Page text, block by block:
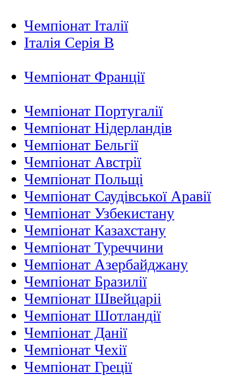
Чемпіонат Італії
Італія Серія B
Чемпіонат Франції
Чемпіонат Португалії
Чемпіонат Нідерландiв
Чемпіонат Бельгії
Чемпіонат Австрії
Чемпіонат Польщі
Чемпіонат Саудівської Аравії
Чемпіонат Узбекистану
Чемпіонат Казахстану
Чемпіонат Туреччини
Чемпіонат Азербайджану
Чемпіонат Бразилії
Чемпіонат Швейцаріі
Чемпіонат Шотландії
Чемпіонат Данії
Чемпіонат Чехії
Чемпіонат Греції